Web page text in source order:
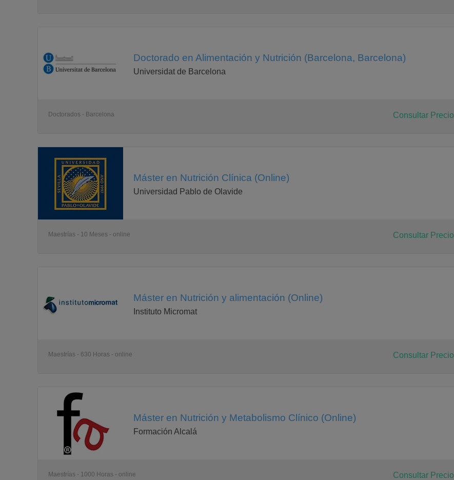
Doctorado en Alimentación y Nutrición (Barcelona, Barcelona)
Universidat de Barcelona
Doctorados - Barcelona Consultar Precio
Máster en Nutrición Clínica (Online)
Universidad Pablo de Olavide
Maestrías - 10 Meses - online Consultar Precio
Máster en Nutrición y alimentación (Online)
Instituto Micromat
Maestrías - 630 Horas - online Consultar Precio
Máster en Nutrición y Metabolismo Clínico (Online)
Formación Alcalá
Maestrías - 1000 Horas - online Consultar Precio